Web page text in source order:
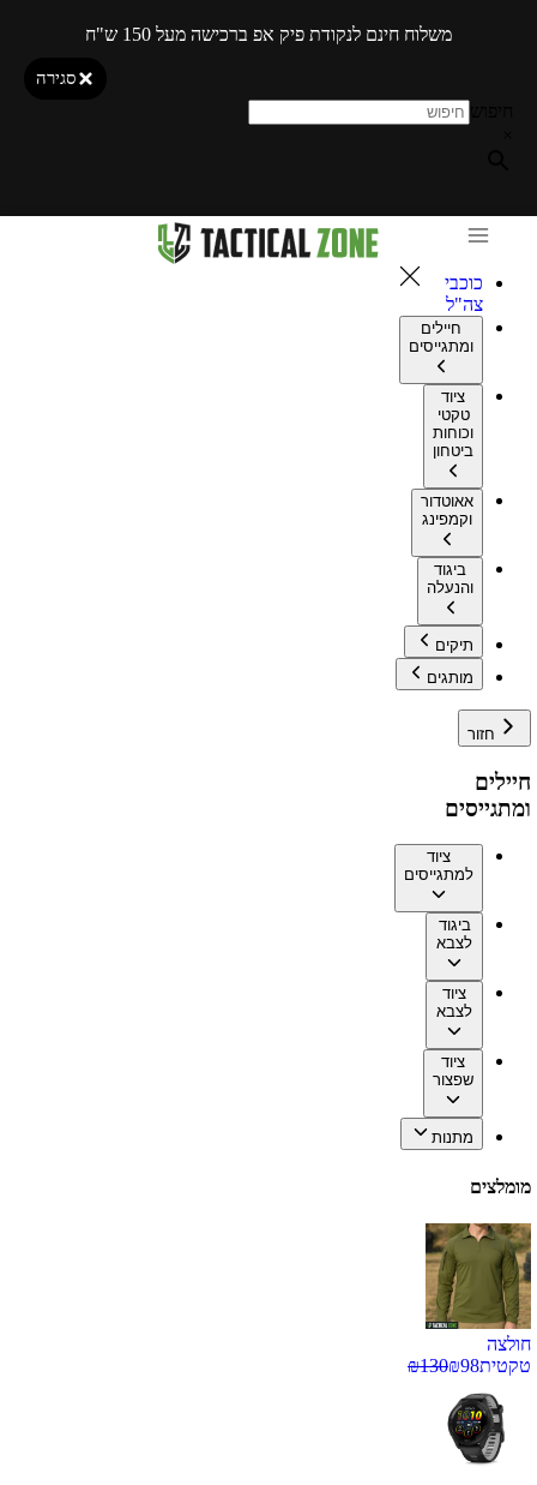
משלוח חינם לנקודת פיק אפ ברכישה מעל 150 ש"ח
סגירה
כוכבי
צה"ל
חיילים
ומתגייסים
ציוד
טקטי
וכוחות
ביטחון
אאוטדור
וקמפינג
ביגוד
והנעלה
תיקים
מותגים
חזור
חיילים
ומתגייסים
ציוד
למתגייסים
ביגוד
לצבא
ציוד
לצבא
ציוד
שפצור
מתנות
מומלצים
חולצה
טקטית
₪98
₪130